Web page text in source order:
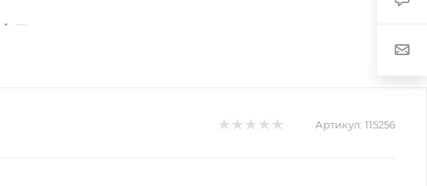
—
Артикул: 115256